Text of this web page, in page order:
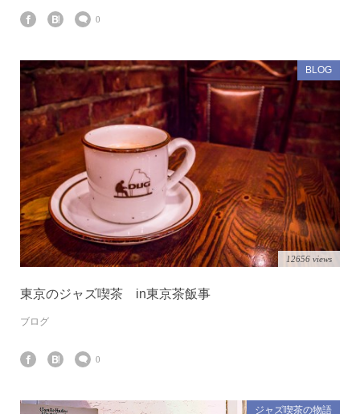
0
12656 views
BLOG
東京のジャズ喫茶 in東京茶飯事
ブログ
0
ジャズ喫茶の物語